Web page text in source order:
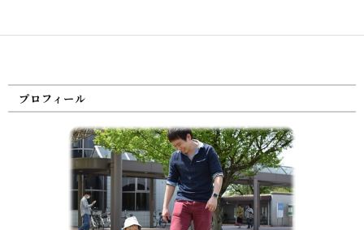
プロフィール